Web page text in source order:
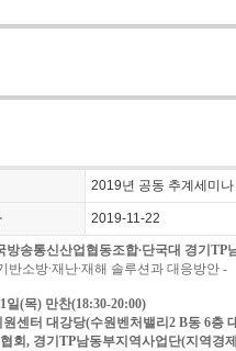
2019년 공동 추계세미
2019-11-22
방송통신산업협동조합∙단국대 경기TP
반소방∙재난∙재해 솔루션과 대응방안 -
일(목) 만찬(18:30-20:00)
원센터 대강당(수원벤처밸리2 B동 6층
회, 경기TP남동부지역사업단(지역경